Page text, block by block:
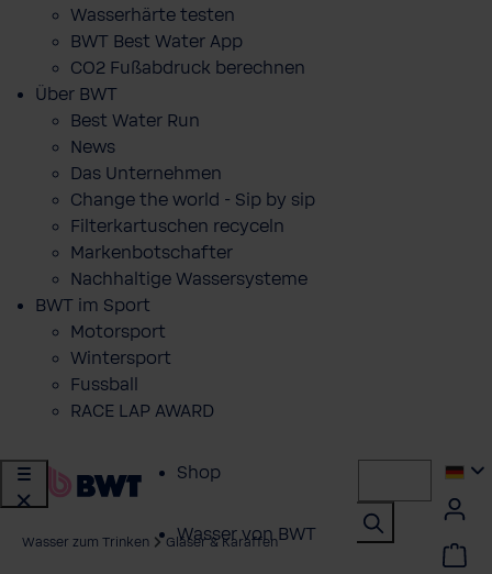
Wasserhärte testen
BWT Best Water App
CO2 Fußabdruck berechnen
Über BWT
Best Water Run
News
Das Unternehmen
Change the world - Sip by sip
Filterkartuschen recyceln
Markenbotschafter
Nachhaltige Wassersysteme
BWT im Sport
Motorsport
Wintersport
Fussball
RACE LAP AWARD
Shop
Wasser von BWT
Wasser zum Trinken Gläser & Karaffen